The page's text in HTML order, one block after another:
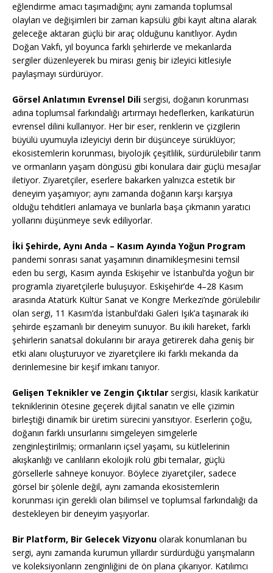
eğlendirme amacı taşımadığını; aynı zamanda toplumsal
olayları ve değişimleri bir zaman kapsülü gibi kayıt altına alarak
geleceğe aktaran güçlü bir araç olduğunu kanıtlıyor. Aydın
Doğan Vakfı, yıl boyunca farklı şehirlerde ve mekanlarda
sergiler düzenleyerek bu mirası geniş bir izleyici kitlesiyle
paylaşmayı sürdürüyor.
Görsel Anlatımın Evrensel Dili sergisi, doğanın korunması
adına toplumsal farkındalığı artırmayı hedeflerken, karikatürün
evrensel dilini kullanıyor. Her bir eser, renklerin ve çizgilerin
büyülü uyumuyla izleyiciyi derin bir düşünceye sürüklüyor;
ekosistemlerin korunması, biyolojik çeşitlilik, sürdürülebilir tarım
ve ormanların yaşam döngüsü gibi konulara dair güçlü mesajlar
iletiyor. Ziyaretçiler, eserlere bakarken yalnızca estetik bir
deneyim yaşamıyor; aynı zamanda doğanın karşı karşıya
olduğu tehditleri anlamaya ve bunlarla başa çıkmanın yaratıcı
yollarını düşünmeye sevk ediliyorlar.
İki Şehirde, Aynı Anda – Kasım Ayında Yoğun Program
pandemi sonrası sanat yaşamının dinamikleşmesini temsil
eden bu sergi, Kasım ayında Eskişehir ve İstanbul’da yoğun bir
programla ziyaretçilerle buluşuyor. Eskişehir’de 4–28 Kasım
arasında Atatürk Kültür Sanat ve Kongre Merkezi’nde görülebilir
olan sergi, 11 Kasım’da İstanbul’daki Galeri Işık’a taşınarak iki
şehirde eşzamanlı bir deneyim sunuyor. Bu ikili hareket, farklı
şehirlerin sanatsal dokularını bir araya getirerek daha geniş bir
etki alanı oluşturuyor ve ziyaretçilere iki farklı mekanda da
derinlemesine bir keşif imkanı tanıyor.
Gelişen Teknikler ve Zengin Çıktılar sergisi, klasik karikatür
tekniklerinin ötesine geçerek dijital sanatın ve elle çizimin
birleştiği dinamik bir üretim sürecini yansıtıyor. Eserlerin çoğu,
doğanın farklı unsurlarını simgeleyen simgelerle
zenginleştirilmiş; ormanların içsel yaşamı, su kütlelerinin
akışkanlığı ve canlıların ekolojik rolü gibi temalar, güçlü
görsellerle sahneye konuyor. Böylece ziyaretçiler, sadece
görsel bir şölenle değil, aynı zamanda ekosistemlerin
korunması için gerekli olan bilimsel ve toplumsal farkındalığı da
destekleyen bir deneyim yaşıyorlar.
Bir Platform, Bir Gelecek Vizyonu olarak konumlanan bu
sergi, aynı zamanda kurumun yıllardır sürdürdüğü yarışmaların
ve koleksiyonların zenginliğini de ön plana çıkarıyor. Katılımcı